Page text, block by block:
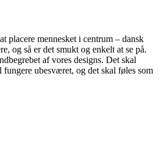
placere mennesket i centrum – dansk
og så er det smukt og enkelt at se på.
af vores designs. Det skal
ubesværet, og det skal føles som